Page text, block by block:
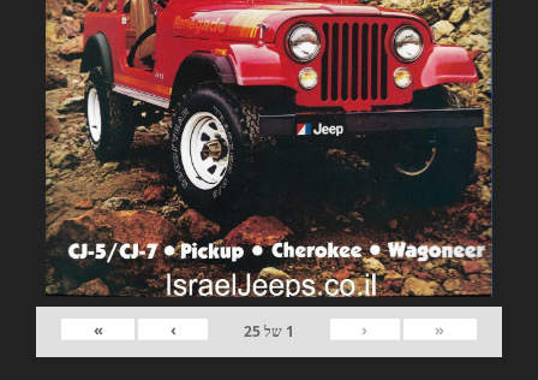
«
‹
1 של25
›
»